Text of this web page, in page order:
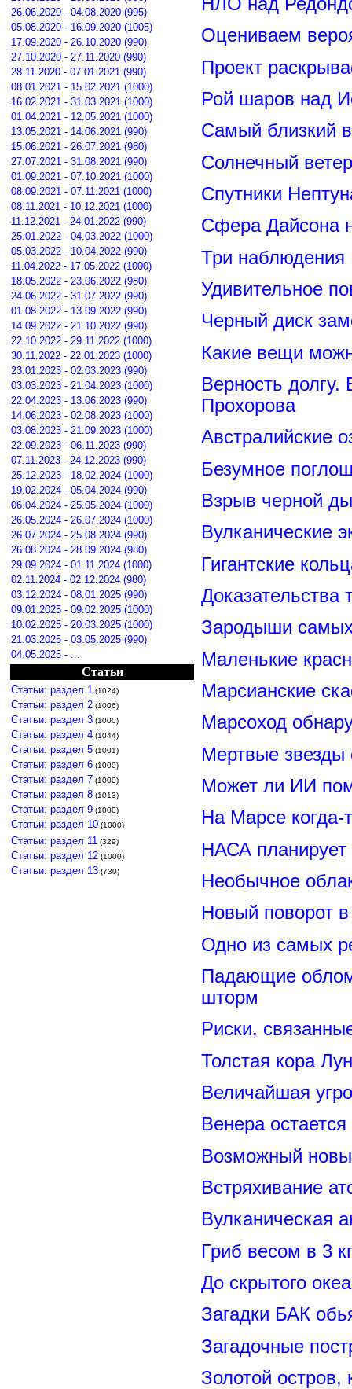
26.06.2020 - 04.08.2020 (995)
05.08.2020 - 16.09.2020 (1005)
17.09.2020 - 26.10.2020 (990)
27.10.2020 - 27.11.2020 (990)
28.11.2020 - 07.01.2021 (990)
08.01.2021 - 15.02.2021 (1000)
16.02.2021 - 31.03.2021 (1000)
01.04.2021 - 12.05.2021 (1000)
13.05.2021 - 14.06.2021 (990)
15.06.2021 - 26.07.2021 (980)
27.07.2021 - 31.08.2021 (990)
01.09.2021 - 07.10.2021 (1000)
08.09.2021 - 07.11.2021 (1000)
08.11.2021 - 10.12.2021 (1000)
11.12.2021 - 24.01.2022 (990)
25.01.2022 - 04.03.2022 (1000)
05.03.2022 - 10.04.2022 (990)
11.04.2022 - 17.05.2022 (1000)
18.05.2022 - 23.06.2022 (980)
24.06.2022 - 31.07.2022 (990)
01.08.2022 - 13.09.2022 (990)
14.09.2022 - 21.10.2022 (990)
22.10.2022 - 29.11.2022 (1000)
30.11.2022 - 22.01.2023 (1000)
23.01.2023 - 02.03.2023 (990)
03.03.2023 - 21.04.2023 (1000)
22.04.2023 - 13.06.2023 (990)
14.06.2023 - 02.08.2023 (1000)
03.08.2023 - 21.09.2023 (1000)
22.09.2023 - 06.11.2023 (990)
07.11.2023 - 24.12.2023 (990)
25.12.2023 - 18.02.2024 (1000)
19.02.2024 - 05.04.2024 (990)
06.04.2024 - 25.05.2024 (1000)
26.05.2024 - 26.07.2024 (1000)
26.07.2024 - 25.08.2024 (990)
26.08.2024 - 28.09.2024 (980)
29.09.2024 - 01.11.2024 (1000)
02.11.2024 - 02.12.2024 (980)
03.12.2024 - 08.01.2025 (990)
09.01.2025 - 09.02.2025 (1000)
10.02.2025 - 20.03.2025 (1000)
21.03.2025 - 03.05.2025 (990)
04.05.2025 - ...
Статьи
Статьи: раздел 1 (1024)
Статьи: раздел 2 (1006)
Статьи: раздел 3 (1000)
Статьи: раздел 4 (1044)
Статьи: раздел 5 (1001)
Статьи: раздел 6 (1000)
Статьи: раздел 7 (1000)
Статьи: раздел 8 (1013)
Статьи: раздел 9 (1000)
Статьи: раздел 10 (1000)
Статьи: раздел 11 (329)
Статьи: раздел 12 (1000)
Статьи: раздел 13 (730)
Оцениваем
Проект
Рой шаров над
Самый близкий
Солнечный
Спутники
Сфера Дайсона
Три
Удивительное
Черный диск
Какие вещи
Верность долгу.
Прохорова
Австралийские
Безумное
Взрыв черной
Вулканические
Гигантские
Доказательства
Зародыши самых
Маленькие
Марсианские
Марсоход
Мертвые звезды
Может ли ИИ
На Марсе
НАСА
Необычное
Новый поворот
Одно из самых
Падающие
шторм
Риски,
Толстая кора
Величайшая
Венера
Возможный
Встряхивание
Вулканическая
Гриб весом в 3
До скрытого
Загадки БАК
Загадочные
Золотой остров,